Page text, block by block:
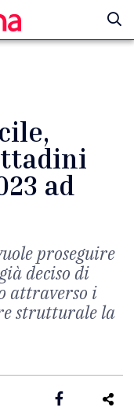
ad
proseguire
deciso di
attraverso i
strutturale la